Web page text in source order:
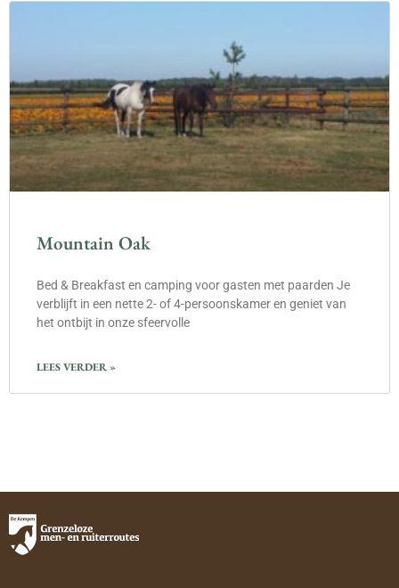
Mountain Oak
Bed & Breakfast en camping voor gasten met paarden Je
verblijft in een nette 2- of 4-persoonskamer en geniet van
het ontbijt in onze sfeervolle
LEES VERDER »